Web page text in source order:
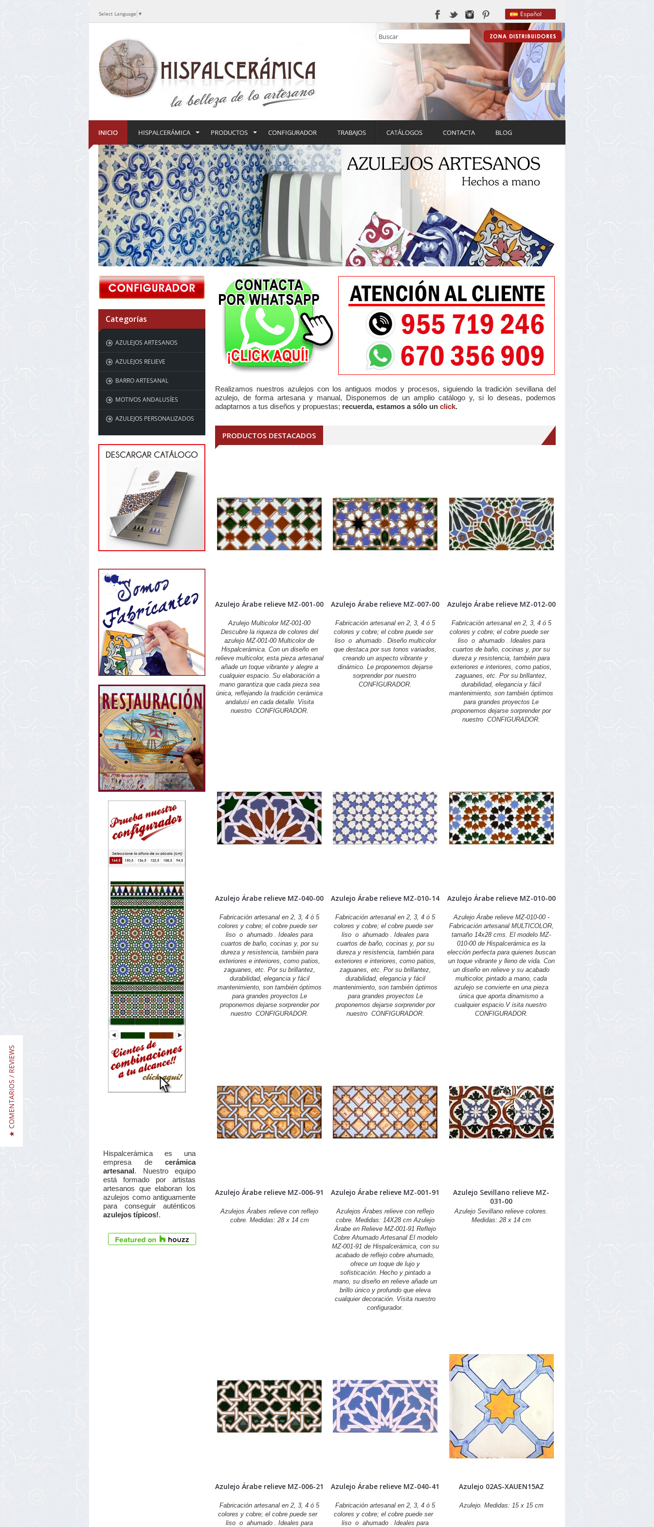
Español
Select Language ▼
INICIO HISPALCERÁMICA PRODUCTOS CONFIGURADOR TRABAJOS CATÁLOGOS CONTACTA BLOG
Categorías
AZULEJOS ARTESANOS
AZULEJOS RELIEVE
BARRO ARTESANAL
MOTIVOS ANDALUSÍES
AZULEJOS PERSONALIZADOS
Hispalcerámica es una
empresa de cerámica
artesanal . Nuestro equipo
está formado por artistas
artesanos que elaboran los
azulejos como antiguamente
para conseguir auténticos
azulejos típicos!.
Realizamos nuestros azulejos con los antiguos modos y procesos, siguiendo la tradición sevillana del
azulejo, de forma artesana y manual, Disponemos de un amplio catálogo y, si lo deseas, podemos
adaptarnos a tus diseños y propuestas; recuerda, estamos a sólo un click.
PRODUCTOS DESTACADOS
Azulejo Árabe relieve MZ-001-00
Azulejo Multicolor MZ-001-00
Descubre la riqueza de colores del
azulejo MZ-001-00 Multicolor de
Hispalcerámica. Con un diseño en
relieve multicolor, esta pieza artesanal
añade un toque vibrante y alegre a
cualquier espacio. Su elaboración a
mano garantiza que cada pieza sea
única, reflejando la tradición cerámica
andalusí en cada detalle. Visita
nuestro CONFIGURADOR.
Azulejo Árabe relieve MZ-007-00
Fabricación artesanal en 2, 3, 4 ó 5
colores y cobre; el cobre puede ser
liso o ahumado . Diseño multicolor
que destaca por sus tonos variados,
creando un aspecto vibrante y
dinámico. Le proponemos dejarse
sorprender por nuestro
CONFIGURADOR.
Azulejo Árabe relieve MZ-012-00
Fabricación artesanal en 2, 3, 4 ó 5
colores y cobre; el cobre puede ser
liso o ahumado . Ideales para
cuartos de baño, cocinas y, por su
dureza y resistencia, también para
exteriores e interiores, como patios,
zaguanes, etc. Por su brillantez,
durabilidad, elegancia y fácil
mantenimiento, son también óptimos
para grandes proyectos Le
proponemos dejarse sorprender por
nuestro CONFIGURADOR.
Azulejo Árabe relieve MZ-040-00
Fabricación artesanal en 2, 3, 4 ó 5
colores y cobre; el cobre puede ser
liso o ahumado . Ideales para
cuartos de baño, cocinas y, por su
dureza y resistencia, también para
exteriores e interiores, como patios,
zaguanes, etc. Por su brillantez,
durabilidad, elegancia y fácil
mantenimiento, son también óptimos
para grandes proyectos Le
proponemos dejarse sorprender por
nuestro CONFIGURADOR.
Azulejo Árabe relieve MZ-010-14
Fabricación artesanal en 2, 3, 4 ó 5
colores y cobre; el cobre puede ser
liso o ahumado . Ideales para
cuartos de baño, cocinas y, por su
dureza y resistencia, también para
exteriores e interiores, como patios,
zaguanes, etc. Por su brillantez,
durabilidad, elegancia y fácil
mantenimiento, son también óptimos
para grandes proyectos Le
proponemos dejarse sorprender por
nuestro CONFIGURADOR.
Azulejo Árabe relieve MZ-010-00
Azulejo Árabe relieve MZ-010-00 -
Fabricación artesanal MULTICOLOR,
tamaño 14x28 cms. El modelo MZ-
010-00 de Hispalcerámica es la
elección perfecta para quienes buscan
un toque vibrante y lleno de vida. Con
un diseño en relieve y su acabado
multicolor, pintado a mano, cada
azulejo se convierte en una pieza
única que aporta dinamismo a
cualquier espacio.V isita nuestro
CONFIGURADOR.
Azulejo Árabe relieve MZ-006-91
Azulejos Árabes relieve con reflejo
cobre. Medidas: 28 x 14 cm
Azulejo Árabe relieve MZ-001-91
Azulejos Árabes relieve con reflejo
cobre. Medidas: 14X28 cm Azulejo
Árabe en Relieve MZ-001-91 Reflejo
Cobre Ahumado Artesanal El modelo
MZ-001-91 de Hispalcerámica, con su
acabado de reflejo cobre ahumado,
ofrece un toque de lujo y
sofisticación. Hecho y pintado a
mano, su diseño en relieve añade un
brillo único y profundo que eleva
cualquier decoración. Visita nuestro
configurador.
Azulejo Sevillano relieve MZ-
031-00
Azulejo Sevillano relieve colores.
Medidas: 28 x 14 cm
Azulejo Árabe relieve MZ-006-21
Fabricación artesanal en 2, 3, 4 ó 5
colores y cobre; el cobre puede ser
liso o ahumado . Ideales para
Azulejo Árabe relieve MZ-040-41
Fabricación artesanal en 2, 3, 4 ó 5
colores y cobre; el cobre puede ser
liso o ahumado . Ideales para
Azulejo 02AS-XAUEN15AZ
Azulejo. Medidas: 15 x 15 cm
★ COMENTARIOS / REVIEWS